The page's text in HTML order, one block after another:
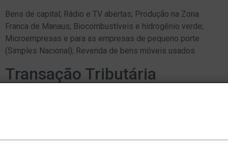
Bens de capital; Rádio e TV abertas; Produção na Zona
Franca de Manaus; Biocombustíveis e hidrogênio verde;
Microempresas e para as empresas de pequeno porte
(Simples Nacional); Revenda de bens móveis usados.
Transação Tributária